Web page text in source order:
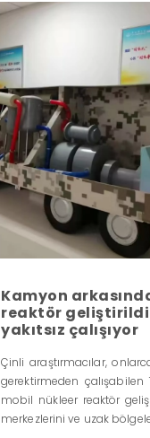
Kamyon
reaktör geliştirildi:
yakıtsız çalışıyor
Çinli araştırmacılar,
gerektirmeden çalışabilen
mobil nükleer reaktör
merkezlerini ve uzak